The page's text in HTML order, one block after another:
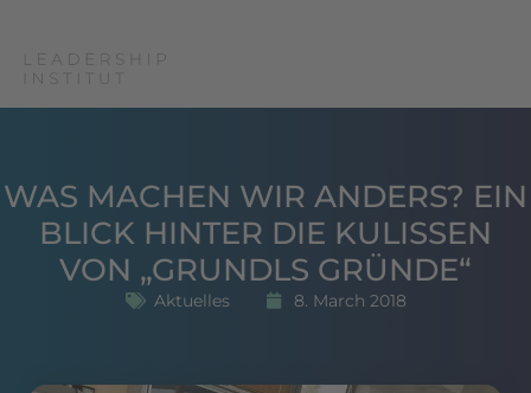
WAS MACHEN WIR ANDERS? EIN
BLICK HINTER DIE KULISSEN
VON „GRUNDLS GRÜNDE“
Aktuelles 8. March 2018